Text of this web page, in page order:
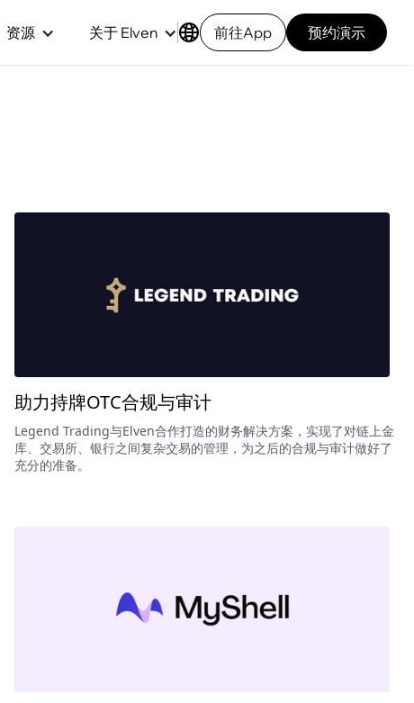
资源 关于 Elven 前往App 预约演示
助力持牌OTC合规与审计
Legend Trading与Elven合作打造的财务解决方案，实现了对链上金
库、交易所、银行之间复杂交易的管理，为之后的合规与审计做好了
充分的准备。